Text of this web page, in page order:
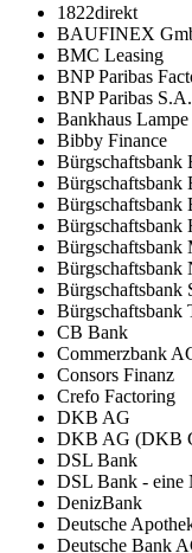
1822direkt
BAUFINEX
BMC Leasing
BNP Paribas
BNP Paribas
Bankhaus Lampe
Bibby Finance
Bürgschaftsbank
Bürgschaftsbank
Bürgschaftsbank
Bürgschaftsbank
Bürgschaftsbank
Bürgschaftsbank
Bürgschaftsbank
Bürgschaftsbank
CB Bank
Commerzbank
Consors Finanz
Crefo Factoring
DKB AG
DKB AG (DKB
DSL Bank
DSL Bank - eine
DenizBank
Deutsche
Deutsche Bank